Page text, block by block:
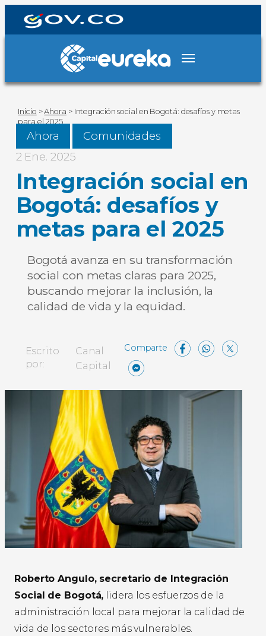
Inicio >Ahora > Integración social en Bogotá: desafíos y metas
para el 2025
Ahora
Comunidades
2 Ene. 2025
Integración social en
Bogotá: desafíos y
metas para el 2025
Bogotá avanza en su transformación
social con metas claras para 2025,
buscando mejorar la inclusión, la
calidad de vida y la equidad.
Escrito
por:
Canal
Capital
Roberto Angulo, secretario de Integración
Social de Bogotá, lidera los esfuerzos de la
administración local para mejorar la calidad de
vida de los sectores más vulnerables.